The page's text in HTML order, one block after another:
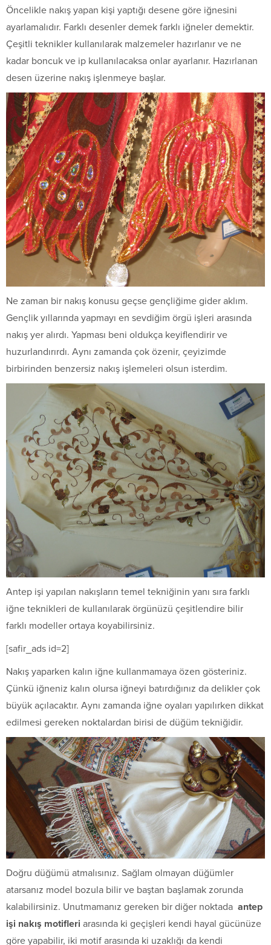
Öncelikle nakış yapan kişi yaptığı desene göre iğnesini
ayarlamalıdır. Farklı desenler demek farklı iğneler demektir.
Çeşitli teknikler kullanılarak malzemeler hazırlanır ve ne
kadar boncuk ve ip kullanılacaksa onlar ayarlanır. Hazırlanan
desen üzerine nakış işlenmeye başlar.
Ne zaman bir nakış konusu geçse gençliğime gider aklım.
Gençlik yıllarında yapmayı en sevdiğim örgü işleri arasında
nakış yer alırdı. Yapması beni oldukça keyiflendirir ve
huzurlandırırdı. Aynı zamanda çok özenir, çeyizimde
birbirinden benzersiz nakış işlemeleri olsun isterdim.
Antep işi yapılan nakışların temel tekniğinin yanı sıra farklı
iğne teknikleri de kullanılarak örgünüzü çeşitlendire bilir
farklı modeller ortaya koyabilirsiniz.
[safir_ads id=2]
Nakış yaparken kalın iğne kullanmamaya özen gösteriniz.
Çünkü iğneniz kalın olursa iğneyi batırdığınız da delikler çok
büyük açılacaktır. Aynı zamanda iğne oyaları yapılırken dikkat
edilmesi gereken noktalardan birisi de düğüm tekniğidir.
Doğru düğümü atmalısınız. Sağlam olmayan düğümler
atarsanız model bozula bilir ve baştan başlamak zorunda
kalabilirsiniz. Unutmamanız gereken bir diğer noktada antep
işi nakış motifleri arasında ki geçişleri kendi hayal gücünüze
göre yapabilir, iki motif arasında ki uzaklığı da kendi